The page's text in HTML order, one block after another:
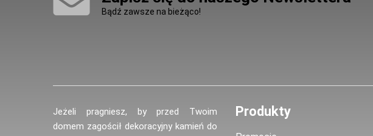
Bądź zawsze na bieżąco!
Jeżeli pragniesz, by przed Twoim
domem zagościł dekoracyjny kamień do
Produkty